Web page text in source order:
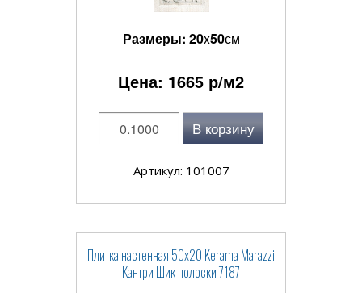
Размеры: 20x50см
Цена: 1665 р/м2
В корзину
Артикул: 101007
Плитка настенная 50x20 Kerama Marazzi
Кантри Шик полоски 7187